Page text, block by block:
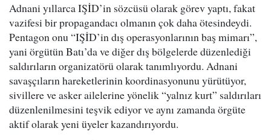
Adnani yıllarca IŞİD’in sözcüsü olarak görev yaptı, fakat
vazifesi bir propagandacı olmanın çok daha ötesindeydi.
Pentagon onu “IŞİD’in dış operasyonlarının baş mimarı”,
yani örgütün Batı’da ve diğer dış bölgelerde düzenlediği
saldırıların organizatörü olarak tanımlıyordu. Adnani
savaşçıların hareketlerinin koordinasyonunu yürütüyor,
sivillere ve asker ailelerine yönelik “yalnız kurt” saldırıları
düzenlenilmesini teşvik ediyor ve aynı zamanda örgüte
aktif olarak yeni üyeler kazandırıyordu.